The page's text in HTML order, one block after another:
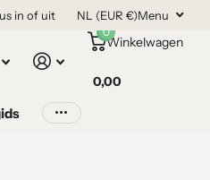
in of uit NL (EUR €)Menu
Winkelwagen
0
0,00